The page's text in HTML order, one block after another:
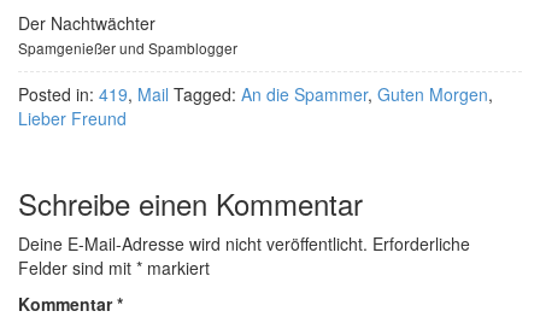
Der Nachtwächter
Spamgenießer und Spamblogger
Posted in: 419, Mail Tagged: An die Spammer, Guten Morgen,
Lieber Freund
Schreibe einen Kommentar
Deine E-Mail-Adresse wird nicht veröffentlicht. Erforderliche
Felder sind mit * markiert
Kommentar*